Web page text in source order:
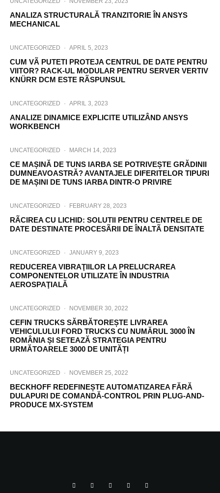
ANALIZA STRUCTURALĂ TRANZITORIE ÎN ANSYS
MECHANICAL
UNCATEGORIZED · APRIL 5, 2023
CUM VÃ PUTETI PROTEJA CENTRUL DE DATE PENTRU
VIITOR? RACK-UL MODULAR PENTRU SERVER VERTIV
KNÜRR DCM ESTE RÃSPUNSUL
UNCATEGORIZED · APRIL 3, 2023
ANALIZE DINAMICE EXPLICITE UTILIZÂND ANSYS
WORKBENCH
UNCATEGORIZED · MARCH 14, 2023
CE MAȘINĂ DE TUNS IARBA SE POTRIVEȘTE GRĂDINII
DUMNEAVOASTRĂ? AVANTAJELE DIFERITELOR TIPURI
DE MAȘINI DE TUNS IARBA DINTR-O PRIVIRE
UNCATEGORIZED · FEBRUARY 28, 2023
RÃCIREA CU LICHID: SOLUTII PENTRU CENTRELE DE
DATE DESTINATE PROCESÃRII DE ÎNALTÃ DENSITATE
UNCATEGORIZED · JANUARY 9, 2023
REDUCEREA VIBRAŢIILOR LA PRELUCRAREA
COMPONENTELOR UTILIZATE ÎN INDUSTRIA
AEROSPAŢIALĂ
UNCATEGORIZED · NOVEMBER 30, 2022
CEFIN TRUCKS SĂRBĂTOREȘTE LIVRAREA
VEHICULULUI FORD TRUCKS CU NUMĂRUL 3000 ÎN
ROMÂNIA ȘI SETEAZĂ STRATEGIA PENTRU
URMĂTOARELE 3000 DE UNITĂȚI
UNCATEGORIZED · NOVEMBER 25, 2022
BECKHOFF REDEFINEȘTE AUTOMATIZAREA FĂRĂ
DULAPURI DE COMANDĂ-CONTROL PRIN PLUG-AND-
PRODUCE MX-SYSTEM